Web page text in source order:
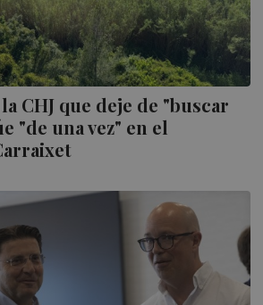
CHJ que deje de "buscar
"de una vez" en el